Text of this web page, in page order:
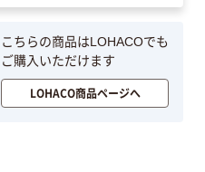
こちらの商品はLOHACOでも
ご購入いただけます
LOHACO商品ページへ